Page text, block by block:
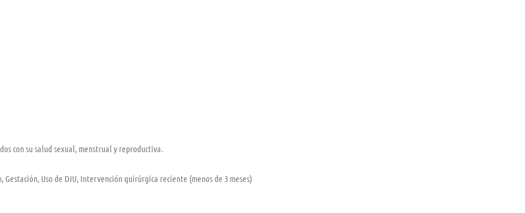
con su salud sexual, menstrual y reproductiva.
Uso de DIU, Intervención quirúrgica reciente (menos de 3 meses)